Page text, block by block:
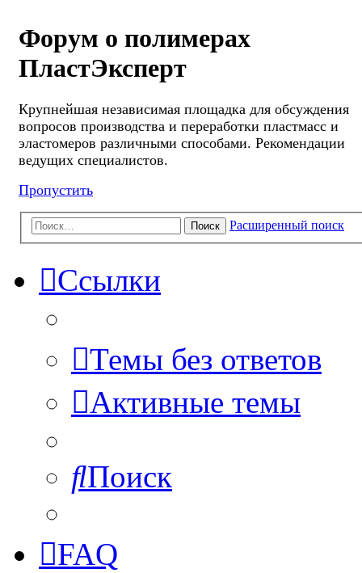
Форум о полимерах
ПластЭксперт
Крупнейшая независимая площадка для обсуждения
вопросов производства и переработки пластмасс и
эластомеров различными способами. Рекомендации
ведущих специалистов.
Пропустить
Поиск Расширенный поиск
Ссылки
Темы без ответов
Активные темы
Поиск
FAQ